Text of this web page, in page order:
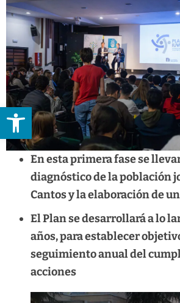
Abrir barra de
En esta primera fase se
diagnóstico de la población
Cantos y la elaboración de
El Plan se desarrollará a lo
años, para establecer
seguimiento anual del
acciones